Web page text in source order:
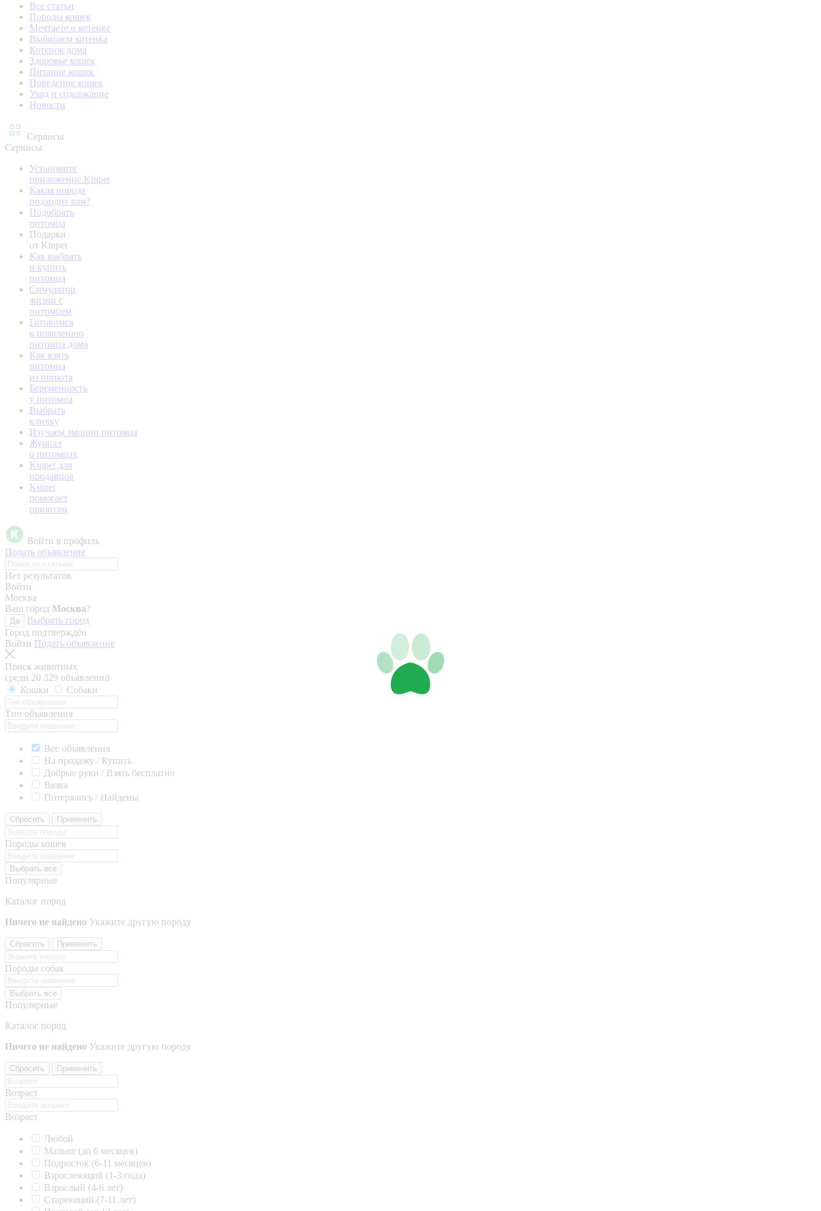
Все статьи
Породы кошек
Мечтаете о котенке
Выбираем котенка
Котенок дома
Здоровье кошек
Питание кошек
Поведение кошек
Уход и содержание
Новости
Сервисы
Сервисы
Установите
приложение Kinpet
Какая порода
подходит вам?
Подобрать
питомца
Подарки
от Kinpet
Как выбрать
и купить
питомца
Симулятор
жизни с
питомцем
Готовимся
к появлению
питомца дома
Как взять
питомца
из приюта
Беременность
у питомца
Выбрать
кличку
Изучаем эмоции питомца
Журнал
о питомцах
Kinpet для
продавцов
Kinpet
помогает
приютам
Войти в профиль
Подать объявление
Нет результатов
Войти
Москва
Ваш город Москва?
Да
Выбрать город
Город подтверждён
Войти Подать объявление
Поиск животных
среди 20 329 объявлений
Кошки
Собаки
Тип объявления
Все объявления
На продажу / Купить
Добрые руки / Взять бесплатно
Вязка
Потерялись / Найдены
Сбросить Применить
Породы кошек
Выбрать все
Популярные
Каталог пород
Ничего не найдено Укажите другую породу
Сбросить Применить
Породы собак
Выбрать все
Популярные
Каталог пород
Ничего не найдено Укажите другую породу
Сбросить Применить
Возраст
Возраст
Любой
Малыш (до 6 месяцев)
Подросток (6-11 месяцев)
Взрослеющий (1-3 года)
Взрослый (4-6 лет)
Стареющий (7-11 лет)